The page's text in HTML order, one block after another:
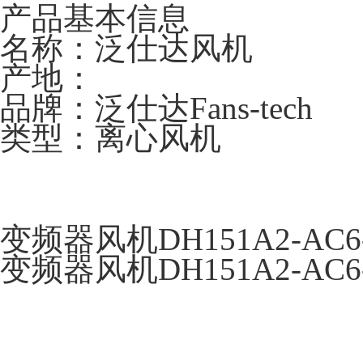
产品基本信息
名称：泛仕达风机
产地：
品牌：泛仕达Fans-tech
类型：离心风机
变频器风机DH151A2-
变频器风机DH151A2-